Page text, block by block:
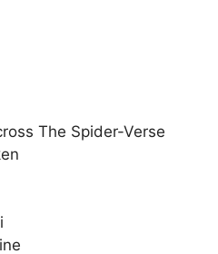
The Spider-Verse